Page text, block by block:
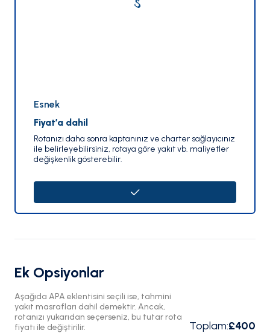
Esnek
Fiyat’a dahil
Rotanızı daha sonra kaptanınız ve charter sağlayıcınız
ile belirleyebilirsiniz, rotaya göre yakıt vb. maliyetler
değişkenlik gösterebilir.
Ek Opsiyonlar
Aşağıda APA eklentisini seçili ise, tahmini
yakıt masrafları dahil demektir. Ancak,
rotanızı yukarıdan seçerseniz, bu tutar rota
fiyatı ile değiştirilir.
Toplam:£400